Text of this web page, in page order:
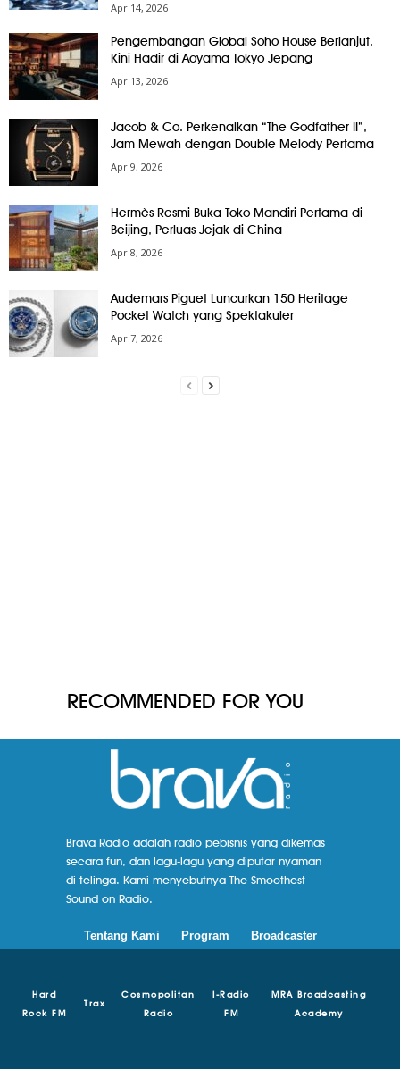
Apr 14, 2026
Pengembangan Global Soho House Berlanjut,
Kini Hadir di Aoyama Tokyo Jepang
Apr 13, 2026
Jacob & Co. Perkenalkan “The Godfather II”,
Jam Mewah dengan Double Melody Pertama
Apr 9, 2026
Hermès Resmi Buka Toko Mandiri Pertama di
Beijing, Perluas Jejak di China
Apr 8, 2026
Audemars Piguet Luncurkan 150 Heritage
Pocket Watch yang Spektakuler
Apr 7, 2026
RECOMMENDED FOR YOU
Brava Radio adalah radio pebisnis yang dikemas
secara fun, dan lagu-lagu yang diputar nyaman
di telinga. Kami menyebutnya The Smoothest
Sound on Radio.
Tentang Kami Program Broadcaster
Hard
Rock FM
Trax
Cosmopolitan
Radio
I-Radio
FM
MRA Broadcasting
Academy